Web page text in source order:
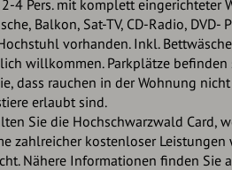
4 Pers. mit komplett eingerichteter
Balkon, Sat-TV, CD-Radio, DVD-
vorhanden. Inkl.
willkommen. Parkplätze befinden
dass rauchen in der Wohnung
erlaubt sind.
Sie die Hochschwarzwald Card,
zahlreicher kostenloser Leistungen
Nähere Informationen finden Sie